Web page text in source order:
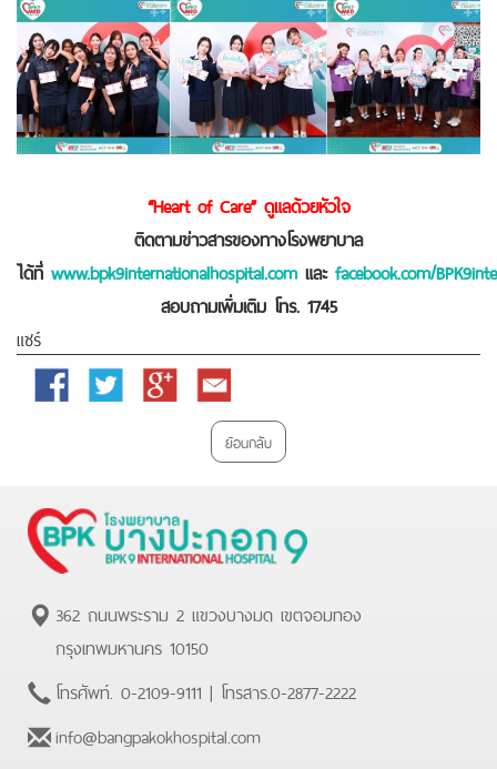
“Heart of Care” ดูแลด้วยหัวใจ
ติดตามข่าวสารของทางโรงพยาบาล
ได้ที่ www.bpk9internationalhospital.comและ facebook.com/
สอบถามเพิ่มเติม โทร. 1745
แชร์
Facebook Twitter
Google
Email
ย้อนกลับ
362 ถนนพระราม 2 แขวงบางมด เขตจอมทอง
กรุงเทพมหานคร 10150
โทรศัพท์. 0-2109-9111 | โทรสาร.0-2877-2222
info@bangpakokhospital.com